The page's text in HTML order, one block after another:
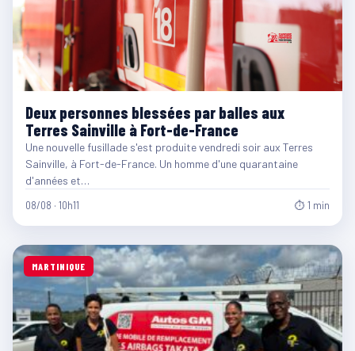
Deux personnes blessées par balles aux
Terres Sainville à Fort-de-France
Une nouvelle fusillade s'est produite vendredi soir aux Terres
Sainville, à Fort-de-France. Un homme d'une quarantaine
d'années et…
08/08 · 10h11 ⏱ 1 min
MARTINIQUE